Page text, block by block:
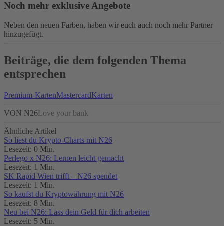
Noch mehr exklusive Angebote
Neben den neuen Farben, haben wir euch auch noch mehr Partner
hinzugefügt.
Beiträge, die dem folgenden Thema
entsprechen
Premium-KartenMastercardKarten
VON N26Love your bank
Ähnliche Artikel
So liest du Krypto-Charts mit N26
Lesezeit: 0 Min.
Perlego x N26: Lernen leicht gemacht
Lesezeit: 1 Min.
SK Rapid Wien trifft – N26 spendet
Lesezeit: 1 Min.
So kaufst du Kryptowährung mit N26
Lesezeit: 8 Min.
Neu bei N26: Lass dein Geld für dich arbeiten
Lesezeit: 5 Min.